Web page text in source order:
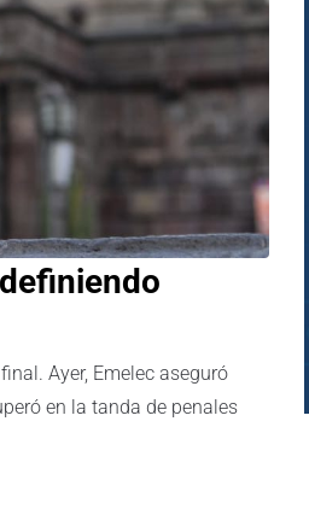
Ayer, Emelec aseguró
en la tanda de penales